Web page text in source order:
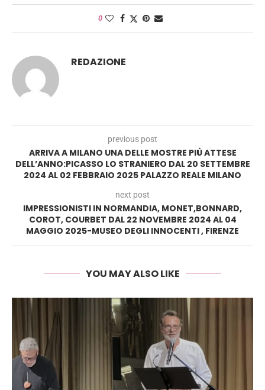
0
REDAZIONE
previous post
ARRIVA A MILANO UNA DELLE MOSTRE PIÙ ATTESE
DELL’ANNO:PICASSO LO STRANIERO DAL 20 SETTEMBRE
2024 AL 02 FEBBRAIO 2025 PALAZZO REALE MILANO
next post
IMPRESSIONISTI IN NORMANDIA, MONET,BONNARD,
COROT, COURBET DAL 22 NOVEMBRE 2024 AL 04
MAGGIO 2025-MUSEO DEGLI INNOCENTI , FIRENZE
YOU MAY ALSO LIKE